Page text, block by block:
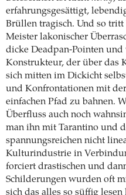
erfahrungsgesättigt,
Brüllen tragisch. Und so
Meister lakonischer
dicke Deadpan-Pointen
Konstrukteur, der über das
sich mitten im Dickicht
und Konfrontationen mit
einfachen Pfad zu bahnen.
Überfluss auch noch
man ihn mit Tarantino und
spannungsreichen nicht
Kulturindustrie in
forciert drastischen und
Schilderungen wurden oft
sich das alles so süffig